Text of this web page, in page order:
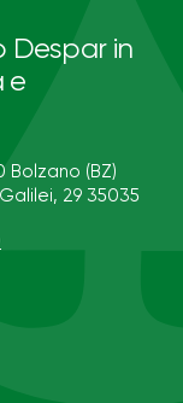
Despar in
e
Bolzano (BZ)
29 35035